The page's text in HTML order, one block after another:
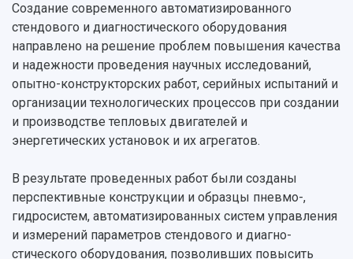
История
Ключевые факты
Рейтинги
Руководство
Наблюдательный совет
Попечительский совет
Ученый совет
Кадровый резерв
Персоналии
Сотрудники и преподаватели
Главные новости
Бортжурнал
Объявления
События
СМИ об университете
Пресс-центр
Газета "Самарский университет"
Мы в соцсетях
Мультимедиа
Почему я выбираю Самарский университет?
Абитуриенту
Бакалавриат и специалитет
Магистратура
Аспирантура
Формы обучения
Учебные планы
Дополнительное образование
Институты и факультеты
Образовательные программы
Профессорско-преподавательский состав
Основные научные направления
Научные школы и ведущие научные коллективы
Диссертационные советы
Подготовка научных кадров
Конкурс на замещение должностей научных
работников
Научно-технический совет
Аспирантура и докторантура
Справочные материалы
Создание современного автоматизированного
стендового и диагностического оборудования
направлено на решение проблем повышения качества
и надежности проведения научных исследований,
опытно-конструкторских работ, серийных испытаний и
организации технологических процессов при создании
и производстве тепловых двигателей и
энергетических установок и их агрегатов.
В результате проведенных работ были созданы
перспективные конструкции и образцы пневмо-,
гидросистем, автоматизированных систем управления
и измерений параметров стендового и диагно-
стического оборудования, позволивших повысить